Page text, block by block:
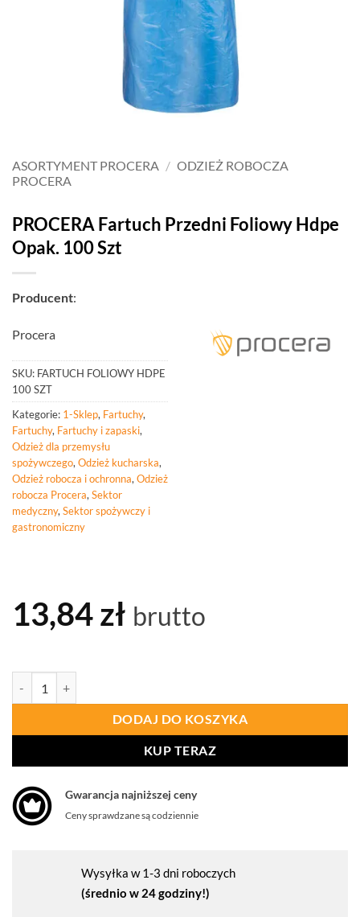
ASORTYMENT PROCERA / ODZIEŻ ROBOCZA
PROCERA
PROCERA Fartuch Przedni Foliowy Hdpe
Opak. 100 Szt
Producent:
Procera
SKU: FARTUCH FOLIOWY HDPE
100 SZT
Kategorie: 1-Sklep, Fartuchy,
Fartuchy, Fartuchy i zapaski,
Odzież dla przemysłu
spożywczego,Odzież kucharska,
Odzież robocza i ochronna,Odzież
robocza Procera,Sektor
medyczny,Sektor spożywczy i
gastronomiczny
13,84zł brutto
DODAJ DO KOSZYKA
KUP TERAZ
Gwarancja najniższej ceny
Ceny sprawdzane są codziennie
Wysyłka w 1-3 dni roboczych
(średnio w 24 godziny!)